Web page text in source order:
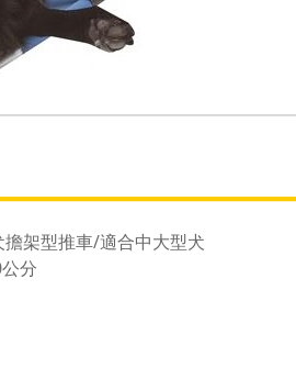
架型推車/適合中大型犬
分